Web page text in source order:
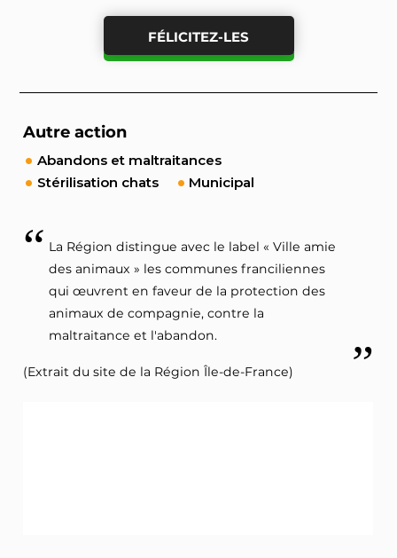
FÉLICITEZ-LES
Autre action
Abandons et maltraitances
Stérilisation chats
Municipal
La Région distingue avec le label « Ville amie
des animaux » les communes franciliennes
qui œuvrent en faveur de la protection des
animaux de compagnie, contre la
maltraitance et l'abandon.
(Extrait du site de la Région Île-de-France)